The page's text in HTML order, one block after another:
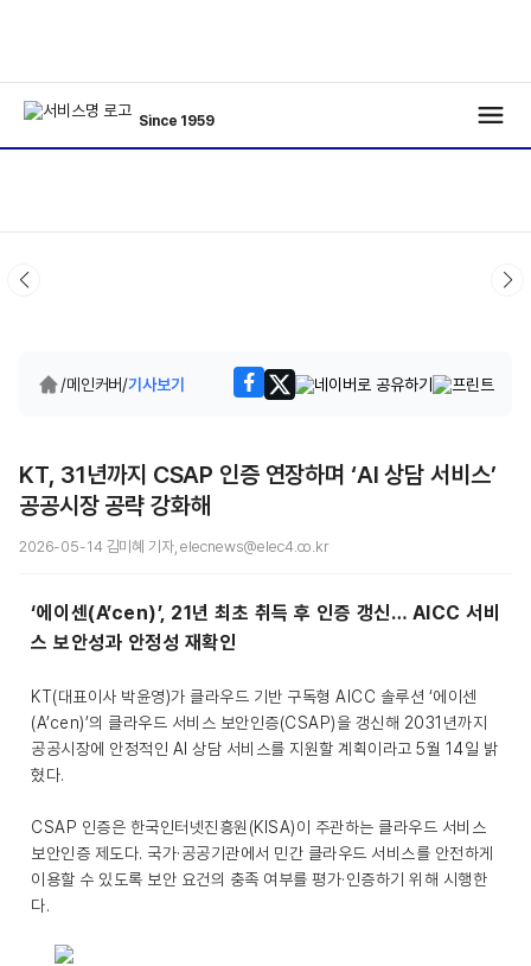
Since 1959
/메인커버/기사보기
KT, 31년까지 CSAP 인증 연장하며 ‘AI 상담 서비스’
공공시장 공략 강화해
2026-05-14 김미혜 기자, elecnews@elec4.co.kr
‘에이센(A’cen)’, 21년 최초 취득 후 인증 갱신… AICC 서비
스 보안성과 안정성 재확인
KT(대표이사 박윤영)가 클라우드 기반 구독형 AICC 솔루션 ‘에이센
(A’cen)’의 클라우드 서비스 보안인증(CSAP)을 갱신해 2031년까지
공공시장에 안정적인 AI 상담 서비스를 지원할 계획이라고 5월 14일 밝
혔다.
CSAP 인증은 한국인터넷진흥원(KISA)이 주관하는 클라우드 서비스
보안인증 제도다. 국가·공공기관에서 민간 클라우드 서비스를 안전하게
이용할 수 있도록 보안 요건의 충족 여부를 평가·인증하기 위해 시행한
다.